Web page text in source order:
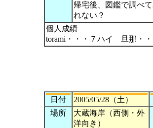
帰宅後、図鑑で調べ
れない？
個人成績
torami・・・７ハイ 旦那・
日付
2005/05/28（土）
場所
大蔵海岸（西側・外
洋向き）